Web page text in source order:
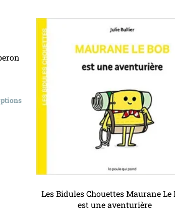
Les Bidules Chouettes Maurane Le
est une aventurière
Ajouter au panier